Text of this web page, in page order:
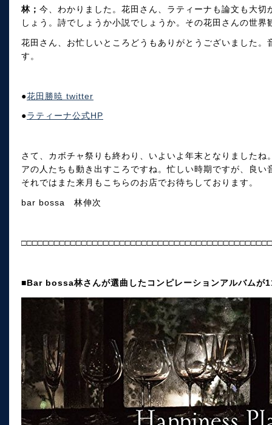
林； 今、わかりました。花田さん、ラティーナも論文も大
しょう。詩でしょうか小説でしょうか。その花田さんの世
花田さん、お忙しいところどうもありがとうございました
す。
●花田勝暁 twitter
●ラティーナ公式HP
さて、カボチャ祭りも終わり、いよいよ年末となりました
アの人たちも動き出すころですね。忙しい時期ですが、良
それではまた来月もこちらのお店でお待ちしております。
bar bossa 林伸次
■Bar bossa林さんが選曲したコンピレーションアルバムが